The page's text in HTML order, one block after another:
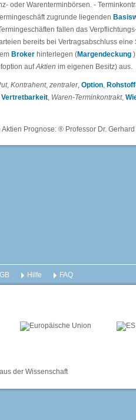
oder Warenterminbörsen. -
zugrunde liegenden
fallen das
bereits bei Vertragsabschluss
Broker hinterlegen (Margendeckung
aufAktien im eigenen Besitz) aus.
, Kontrahent, zentraler, Option,
Vertretbarkeit, Waren-Terminkontrakt,
Prognose: ® Professor Dr.
Hilfe FAQ